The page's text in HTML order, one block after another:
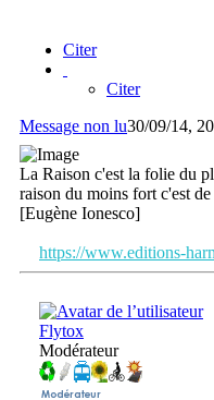
Citer
Citer
Message non lu30/09/14,
La Raison c'est la folie du
raison du moins fort c'est
[Eugène Ionesco]
https://www.editions-
Flytox
Modérateur